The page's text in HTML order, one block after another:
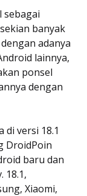
sebagai
banyak
adanya
lainnya,
ponsel
dengan
di versi 18.1
DroidPoin
baru dan
18.1,
Xiaomi,